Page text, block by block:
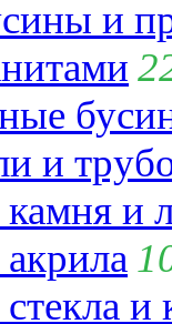
и
и
и
и